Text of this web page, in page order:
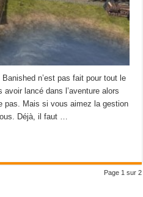
n’est pas fait pour tout le
avoir lancé dans l’aventure alors
pas. Mais si vous aimez la gestion
Déjà, il faut …
Page 1 sur 2